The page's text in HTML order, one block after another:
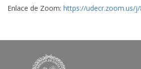
Enlace de Zoom: https://udecr.zoom.us/